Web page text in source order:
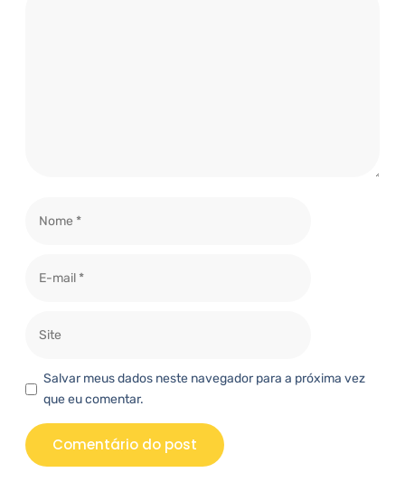
Salvar meus dados neste navegador para a próxima vez
que eu comentar.